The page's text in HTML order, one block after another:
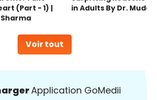
Voir tout
(Part - 1) |
in Adults By Dr.
Application GoMedii